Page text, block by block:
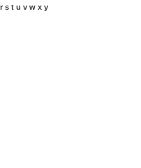
r s t u v w x y